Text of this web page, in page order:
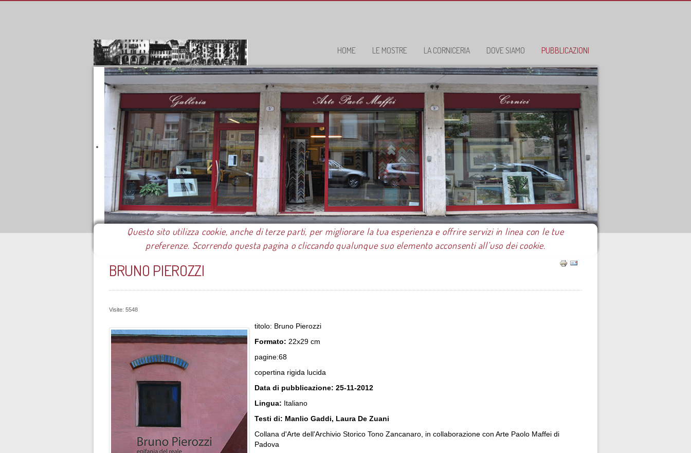
HOME LE MOSTRE LA CORNICERIA DOVE SIAMO PUBBLICAZIONI
Questo sito utilizza cookie, anche di terze parti, per migliorare la tua esperienza e offrire servizi in linea con le tue
preferenze. Scorrendo questa pagina o cliccando qualunque suo elemento acconsenti all’uso dei cookie.
Home Pubblicazioni Monografie Bruno Pierozzi
BRUNO PIEROZZI
Visite: 5548
titolo: Bruno Pierozzi
Formato: 22x29 cm
pagine:68
copertina rigida lucida
Data di pubblicazione: 25-11-2012
Lingua: Italiano
Testi di: Manlio Gaddi, Laura De Zuani
Collana d'Arte dell'Archivio Storico Tono Zancanaro, in collaborazione con Arte Paolo Maffei di
Padova